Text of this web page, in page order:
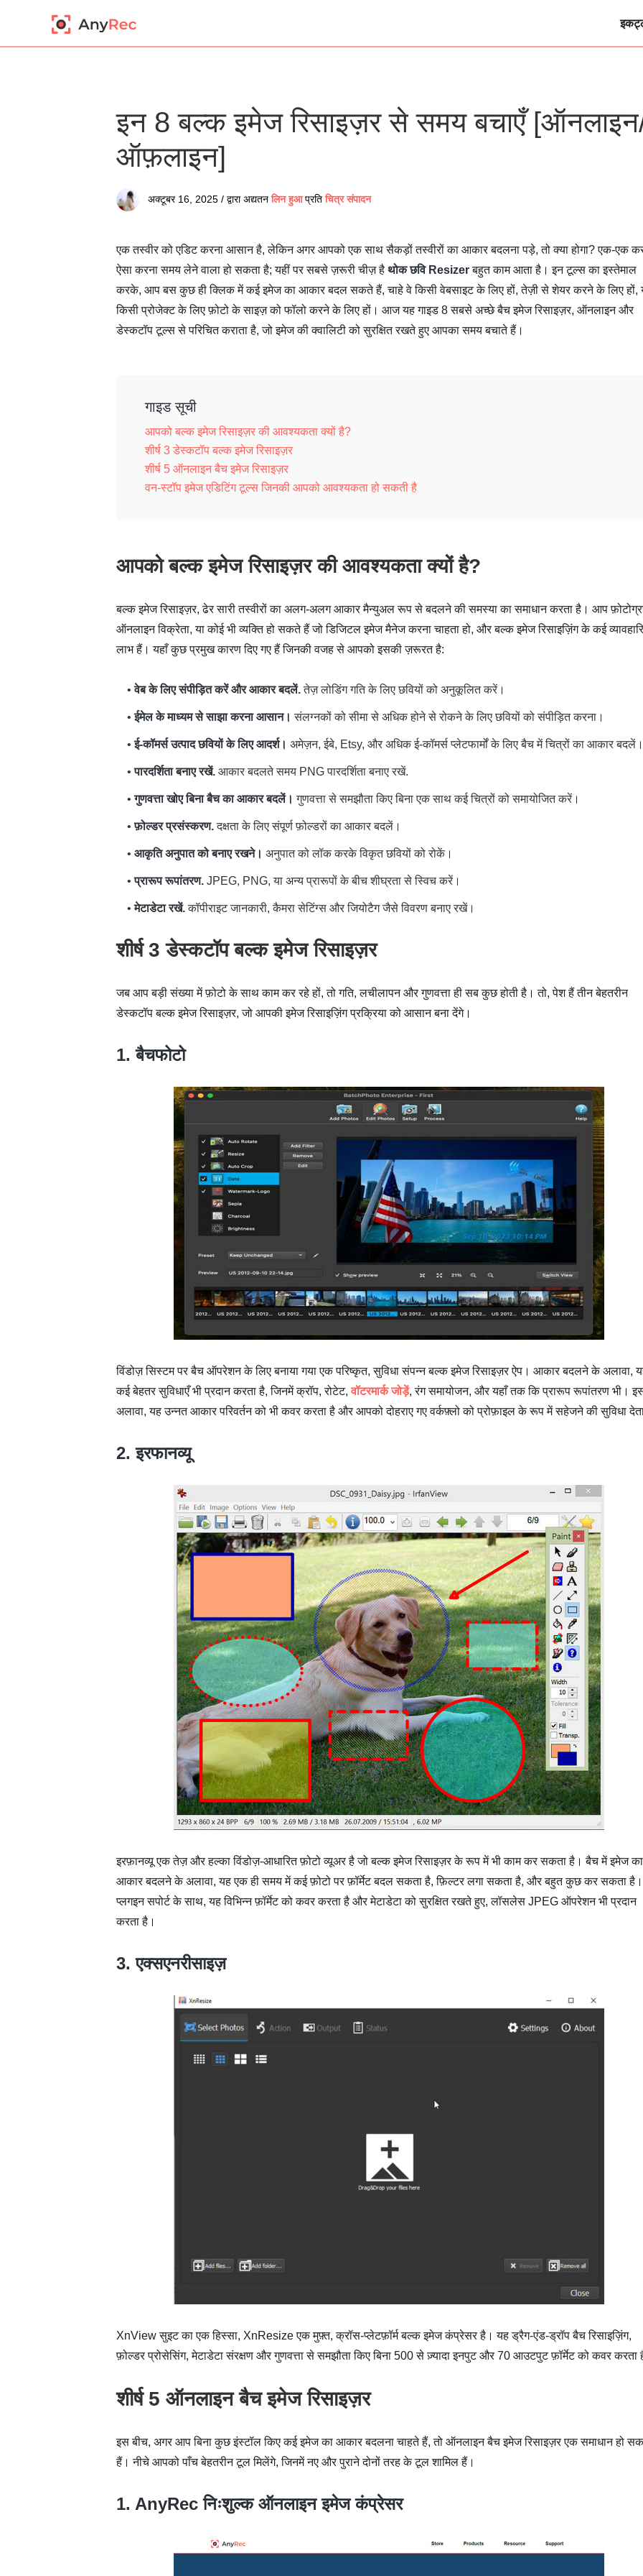
इन 8 बल्क इमेज रिसाइज़र से समय बचाएँ
ऑफ़लाइन]
अक्टूबर 16, 2025 / द्वारा अद्यतन लिन हुआप्रतिचित्र संपादन
एक तस्वीर को एडिट करना आसान है, लेकिन अगर आपको एक साथ सैकड़ों तस्वीरों का आकार बदलना पड़े, तो क्या होगा? एक-एक
ऐसा करना समय लेने वाला हो सकता है; यहीं पर सबसे ज़रूरी चीज़ है थोक छवि Resizerबहुत काम आता है। इन टूल्स का इस्तेमाल
करके, आप बस कुछ ही क्लिक में कई इमेज का आकार बदल सकते हैं, चाहे वे किसी वेबसाइट के लिए हों, तेज़ी से शेयर करने के लिए हों,
किसी प्रोजेक्ट के लिए फ़ोटो के साइज़ को फॉलो करने के लिए हों। आज यह गाइड 8 सबसे अच्छे बैच इमेज रिसाइज़र, ऑनलाइन और
डेस्कटॉप टूल्स से परिचित कराता है, जो इमेज की क्वालिटी को सुरक्षित रखते हुए आपका समय बचाते हैं।
गाइड सूची
आपको बल्क इमेज रिसाइज़र की आवश्यकता क्यों है?
शीर्ष 3 डेस्कटॉप बल्क इमेज रिसाइज़र
शीर्ष 5 ऑनलाइन बैच इमेज रिसाइज़र
वन-स्टॉप इमेज एडिटिंग टूल्स जिनकी आपको आवश्यकता हो सकती है
आपको बल्क इमेज रिसाइज़र की आवश्यकता क्यों है?
बल्क इमेज रिसाइज़र, ढेर सारी तस्वीरों का अलग-अलग आकार मैन्युअल रूप से बदलने की समस्या का समाधान करता है। आप
ऑनलाइन विक्रेता, या कोई भी व्यक्ति हो सकते हैं जो डिजिटल इमेज मैनेज करना चाहता हो, और बल्क इमेज रिसाइज़िंग के कई
लाभ हैं। यहाँ कुछ प्रमुख कारण दिए गए हैं जिनकी वजह से आपको इसकी ज़रूरत है:
•वेब के लिए संपीड़ित करें और आकार बदलें.तेज़ लोडिंग गति के लिए छवियों को अनुकूलित करें।
•ईमेल के माध्यम से साझा करना आसान। संलग्नकों को सीमा से अधिक होने से रोकने के लिए छवियों को संपीड़ित करना।
•ई-कॉमर्स उत्पाद छवियों के लिए आदर्श। अमेज़न, ईबे, Etsy, और अधिक ई-कॉमर्स प्लेटफार्मों के लिए बैच में चित्रों का आकार बदलें।
•पारदर्शिता बनाए रखें. आकार बदलते समय PNG पारदर्शिता बनाए रखें.
•गुणवत्ता खोए बिना बैच का आकार बदलें। गुणवत्ता से समझौता किए बिना एक साथ कई चित्रों को समायोजित करें।
•फ़ोल्डर प्रसंस्करण.दक्षता के लिए संपूर्ण फ़ोल्डरों का आकार बदलें।
• आकृति अनुपात को बनाए रखने। अनुपात को लॉक करके विकृत छवियों को रोकें।
•प्रारूप रूपांतरण. JPEG, PNG, या अन्य प्रारूपों के बीच शीघ्रता से स्विच करें।
•मेटाडेटा रखें.कॉपीराइट जानकारी, कैमरा सेटिंग्स और जियोटैग जैसे विवरण बनाए रखें।
शीर्ष 3 डेस्कटॉप बल्क इमेज रिसाइज़र
जब आप बड़ी संख्या में फ़ोटो के साथ काम कर रहे हों, तो गति, लचीलापन और गुणवत्ता ही सब कुछ होती है। तो, पेश हैं तीन बेहतरीन
डेस्कटॉप बल्क इमेज रिसाइज़र, जो आपकी इमेज रिसाइज़िंग प्रक्रिया को आसान बना देंगे।
1. बैचफोटो
विंडोज़ सिस्टम पर बैच ऑपरेशन के लिए बनाया गया एक परिष्कृत, सुविधा संपन्न बल्क इमेज रिसाइज़र ऐप। आकार बदलने के अलावा,
कई बेहतर सुविधाएँ भी प्रदान करता है, जिनमें क्रॉप, रोटेट,वॉटरमार्क जोड़ें, रंग समायोजन, और यहाँ तक कि प्रारूप रूपांतरण भी।
अलावा, यह उन्नत आकार परिवर्तन को भी कवर करता है और आपको दोहराए गए वर्कफ़्लो को प्रोफ़ाइल के रूप में सहेजने की सुविधा
2. इरफानव्यू
इरफ़ानव्यू एक तेज़ और हल्का विंडोज़-आधारित फ़ोटो व्यूअर है जो बल्क इमेज रिसाइज़र के रूप में भी काम कर सकता है। बैच में इमेज का
आकार बदलने के अलावा, यह एक ही समय में कई फ़ोटो पर फ़ॉर्मेट बदल सकता है, फ़िल्टर लगा सकता है, और बहुत कुछ कर सकता है।
प्लगइन सपोर्ट के साथ, यह विभिन्न फ़ॉर्मेट को कवर करता है और मेटाडेटा को सुरक्षित रखते हुए, लॉसलेस JPEG ऑपरेशन भी प्रदान
करता है।
3. एक्सएनरीसाइज़
XnView सुइट का एक हिस्सा, XnResize एक मुफ़्त, क्रॉस-प्लेटफ़ॉर्म बल्क इमेज कंप्रेसर है। यह ड्रैग-एंड-ड्रॉप बैच रिसाइज़िंग,
फ़ोल्डर प्रोसेसिंग, मेटाडेटा संरक्षण और गुणवत्ता से समझौता किए बिना 500 से ज़्यादा इनपुट और 70 आउटपुट फ़ॉर्मेट को कवर करता
शीर्ष 5 ऑनलाइन बैच इमेज रिसाइज़र
इस बीच, अगर आप बिना कुछ इंस्टॉल किए कई इमेज का आकार बदलना चाहते हैं, तो ऑनलाइन बैच इमेज रिसाइज़र एक समाधान हो
हैं। नीचे आपको पाँच बेहतरीन टूल मिलेंगे, जिनमें नए और पुराने दोनों तरह के टूल शामिल हैं।
1. AnyRec निःशुल्क ऑनलाइन इमेज कंप्रेसर